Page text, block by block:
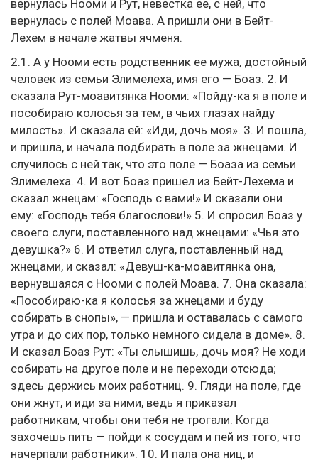
вернулась Нооми и Рут, невестка ее, с ней, что
вернулась с полей Моава. А пришли они в Бейт-
Лехем в начале жатвы ячменя.
2.1. А у Нооми есть родственник ее мужа, достойный
человек из семьи Элимелеха, имя его — Боаз. 2. И
сказала Рут-моавитянка Нооми: «Пойду-ка я в поле и
пособираю колосья за тем, в чьих глазах найду
милость». И сказала ей: «Иди, дочь моя». 3. И пошла,
и пришла, и начала подбирать в поле за жнецами. И
случилось с ней так, что это поле — Боаза из семьи
Элимелеха. 4. И вот Боаз пришел из Бейт-Лехема и
сказал жнецам: «Господь с вами!» И сказали они
ему: «Господь тебя благослови!» 5. И спросил Боаз у
своего слуги, поставленного над жнецами: «Чья это
девушка?» 6. И ответил слуга, поставленный над
жнецами, и сказал: «Девуш-ка-моавитянка она,
вернувшаяся с Нооми с полей Моава. 7. Она сказала:
«Пособираю-ка я колосья за жнецами и буду
собирать в снопы», — пришла и оставалась с самого
утра и до сих пор, только немного сидела в доме». 8.
И сказал Боаз Рут: «Ты слышишь, дочь моя? Не ходи
собирать на другое поле и не переходи отсюда;
здесь держись моих работниц. 9. Гляди на поле, где
они жнут, и иди за ними, ведь я приказал
работникам, чтобы они тебя не трогали. Когда
захочешь пить — пойди к сосудам и пей из того, что
начерпали работники». 10. И пала она ниц, и